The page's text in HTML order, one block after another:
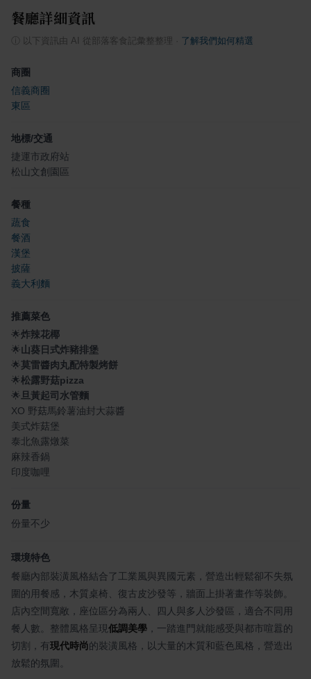
餐廳詳細資訊
ⓘ 以下資訊由 AI 從部落客食記彙整整理 了解我們如何精選
商圈
信義商圈
東區
地標/交通
捷運市政府站
松山文創園區
餐種
蔬食
餐酒
漢堡
披薩
義大利麵
推薦菜色
🌟炸辣花椰
🌟山葵日式炸豬排堡
🌟莫雷醬肉丸配特製烤餅
🌟松露野菇pizza
🌟 旦黃起司水管麵
XO 野菇馬鈴薯油封大蒜醬
美式炸菇堡
泰北魚露燉菜
麻辣香鍋
印度咖哩
份量
份量不少
環境特色
餐廳內部裝潢風格結合了工業風與異國元素，營造出輕鬆卻不失氛
圍的用餐感，木質桌椅、復古皮沙發等，牆面上掛著畫作等裝飾。
店內空間寬敞，座位區分為兩人、四人與多人沙發區，適合不同用
餐人數。整體風格呈現低調美學 ，一踏進門就能感受與都市喧囂的
切割，有現代時尚的裝潢風格，以大量的木質和藍色風格，營造出
放鬆的氛圍。